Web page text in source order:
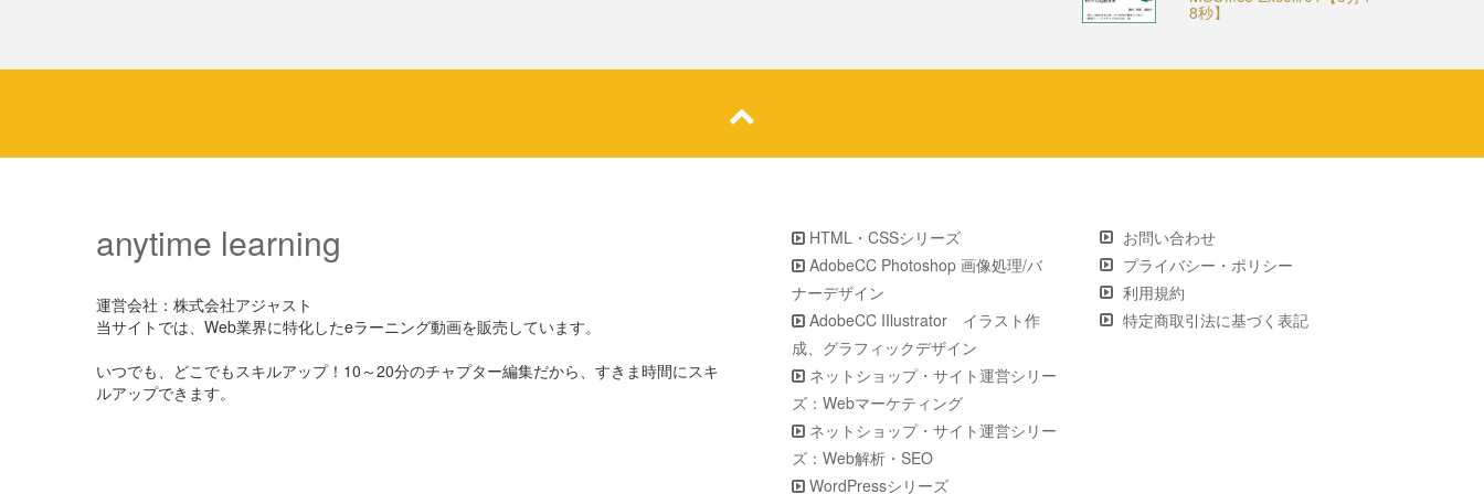
8秒】
anytime learning
運営会社：株式会社アジャスト
当サイトでは、Web業界に特化したeラーニング動画を販売しています。
いつでも、どこでもスキルアップ！10～20分のチャプター編集だから、すきま時間にスキ
ルアップできます。
HTML・CSSシリーズ
AdobeCC Photoshop 画像処理/バ
ナーデザイン
AdobeCC IIlustrator イラスト作
成、グラフィックデザイン
ネットショップ・サイト運営シリー
ズ：Webマーケティング
ネットショップ・サイト運営シリー
ズ：Web解析・SEO
WordPressシリーズ
お問い合わせ
プライバシー・ポリシー
利用規約
特定商取引法に基づく表記